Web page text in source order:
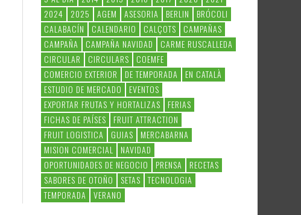
2024
2025 AGEM ASESORIA BERLIN
BRÓCOLI
CALABACÍN
CALENDARIO CALÇOTS
CAMPAÑAS
CAMPAÑA
CAMPAÑA NAVIDAD
CARME RUSCALLEDA
CIRCULAR
CIRCULARS
COEMFE
COMERCIO EXTERIOR
DE TEMPORADA
EN CATALÀ
ESTUDIO DE MERCADO
EVENTOS
EXPORTAR FRUTAS Y HORTALIZAS
FERIAS
FICHAS DE PAÍSES
FRUIT ATTRACTION
FRUIT LOGISTICA
GUIAS
MERCABARNA
MISION COMERCIAL
NAVIDAD
OPORTUNIDADES DE NEGOCIO
PRENSA
RECETAS
SABORES DE OTOÑO
SETAS
TECNOLOGIA
TEMPORADA
VERANO